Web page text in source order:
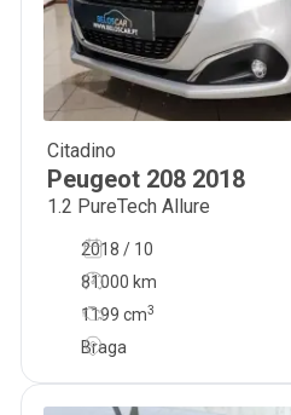
Citadino
Peugeot 208 2018
1.2 PureTech Allure
2018 / 10
81000 km
1199 cm3
Braga